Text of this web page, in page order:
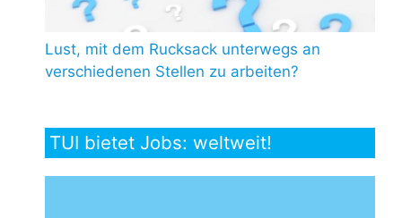
Lust, mit dem Rucksack unterwegs an
verschiedenen Stellen zu arbeiten?
TUI bietet Jobs: weltweit!